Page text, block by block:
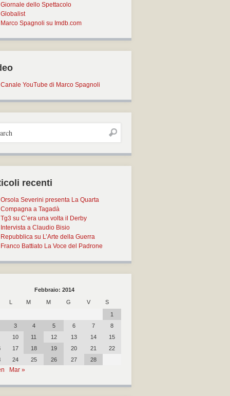
Giornale dello Spettacolo
Globalist
Marco Spagnoli su Imdb.com
Canale YouTube di Marco Spagnoli
recenti
Orsola Severini presenta La Quarta
Compagna a Tagadà
Tg3 su C’era una volta il Derby
Intervista a Claudio Bisio
Repubblica su L’Arte della Guerra
Franco Battiato La Voce del Padrone
Febbraio: 2014
L M M G V
S
1
3 4 5 6 7
8
10 11 12 13 14
15
17 18 19 20 21
22
24 25 26 27 28
Mar »